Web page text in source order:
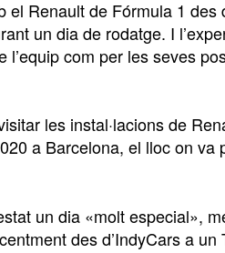
Renault de Fórmula 1
un dia de rodatge. I
com per les seves
les instal·lacions de
a Barcelona, el lloc on
un dia «molt especial»,
des d’IndyCars a